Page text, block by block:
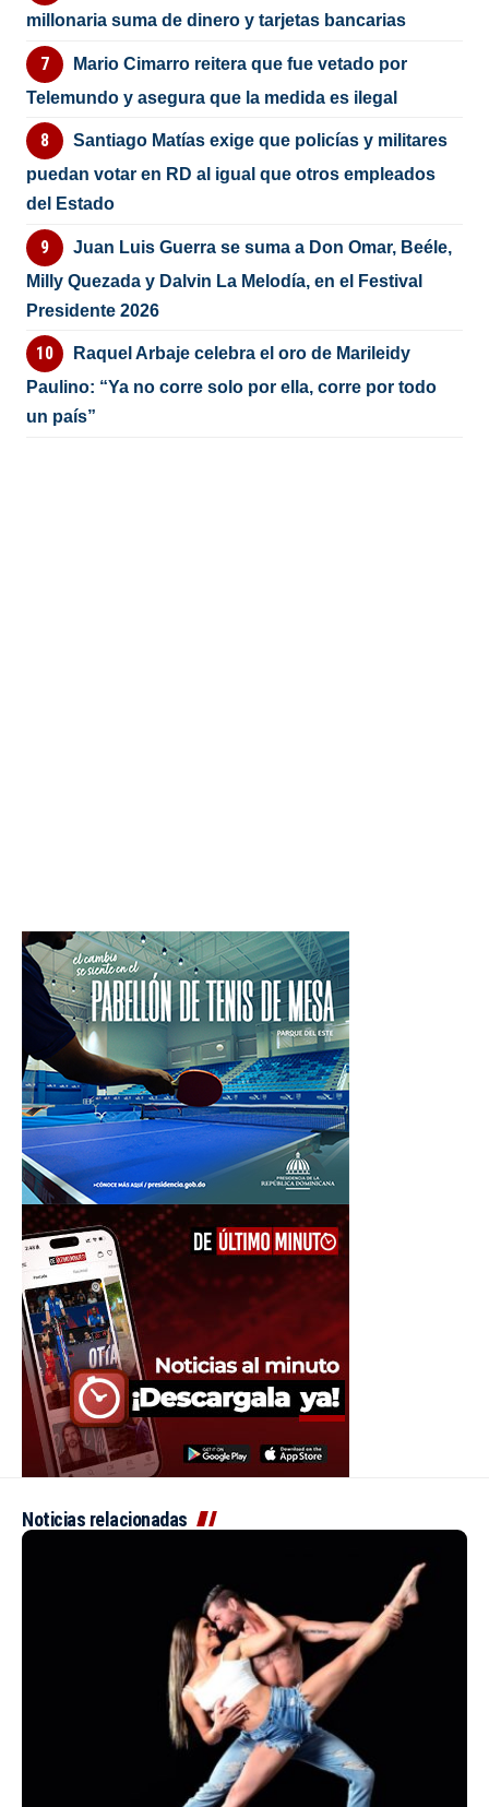
millonaria suma de dinero y tarjetas bancarias
Mario Cimarro reitera que fue vetado por
Telemundo y asegura que la medida es ilegal
Santiago Matías exige que policías y militares
puedan votar en RD al igual que otros empleados
del Estado
Juan Luis Guerra se suma a Don Omar, Beéle,
Milly Quezada y Dalvin La Melodía, en el Festival
Presidente 2026
Raquel Arbaje celebra el oro de Marileidy
Paulino: “Ya no corre solo por ella, corre por todo
un país”
Noticias relacionadas